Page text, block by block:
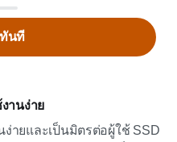
านง่าย
ายและเป็นมิตรต่อผู้ใช้ SSD
นที